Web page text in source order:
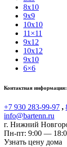
8x10
9x9
10x10
11×11
9x12
10x12
9x10
6×6
Контактная информация:
+7 930 283-99-97 ,
info@bartenn.ru
г. Нижний
Пн-пт: 9:00 —
Узнать цену дома